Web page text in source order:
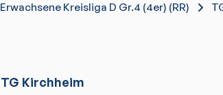
Erwachsene Kreisliga D Gr.4 (4er) (RR)
TG Kirchheim